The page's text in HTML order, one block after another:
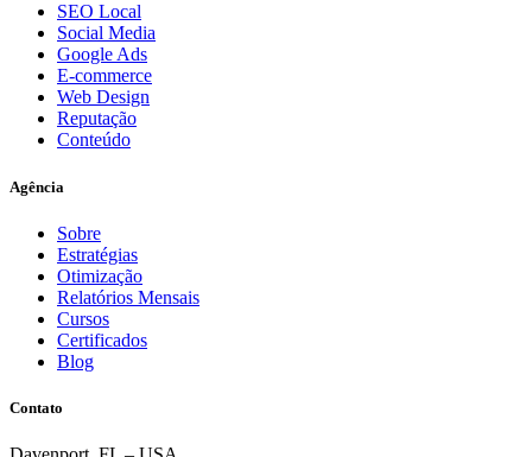
SEO Local
Social Media
Google Ads
E-commerce
Web Design
Reputação
Conteúdo
Agência
Sobre
Estratégias
Otimização
Relatórios Mensais
Cursos
Certificados
Blog
Contato